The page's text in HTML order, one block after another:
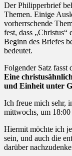
Der Philipperbrief
Themen. Einige
vorherrschende
fest, dass
Beginn des Briefes
bedeutet.
Folgender Satz fasst
Eine
und Einheit unter
Ich freue mich sehr,
mittwochs, um
Hiermit möchte ich
sein, und auch die
darüber